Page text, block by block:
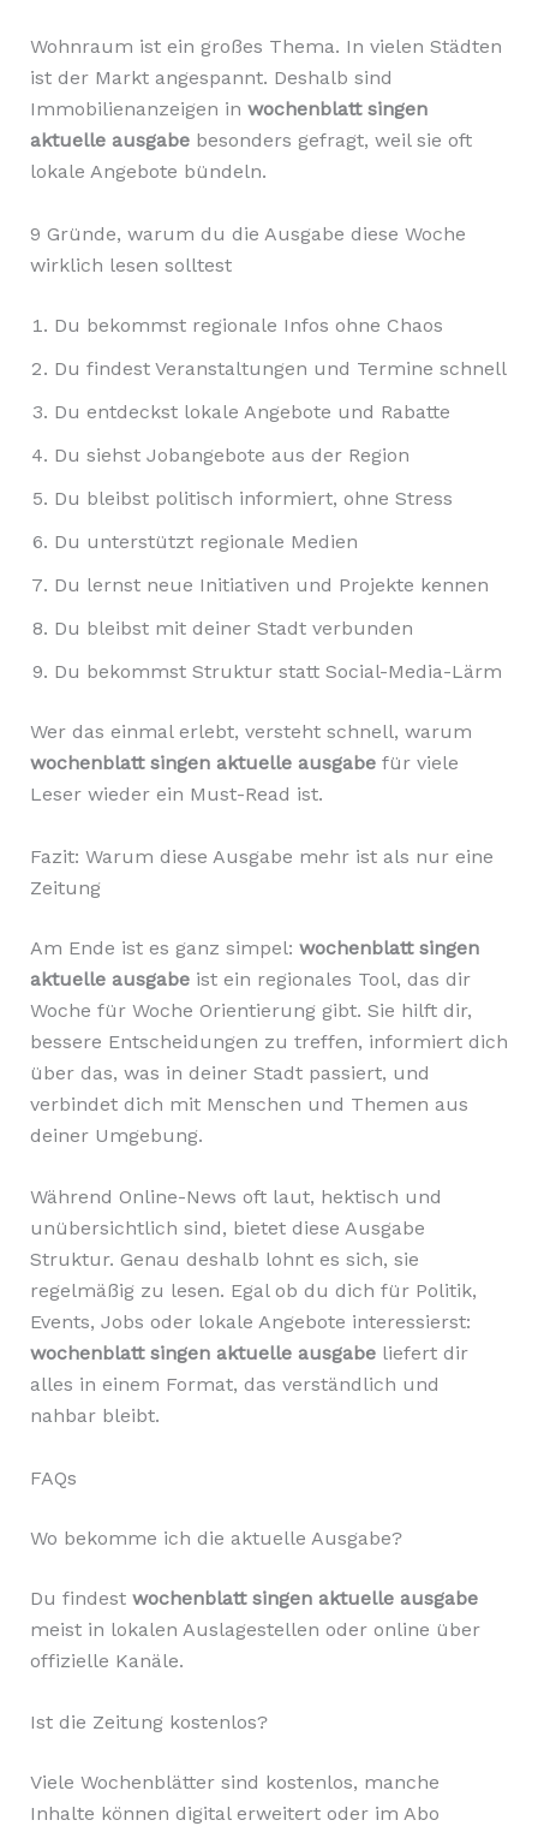
Wohnraum ist ein großes Thema. In vielen Städten
ist der Markt angespannt. Deshalb sind
Immobilienanzeigen in wochenblatt singen
aktuelle ausgabebesonders gefragt, weil sie oft
lokale Angebote bündeln.
9 Gründe, warum du die Ausgabe diese Woche
wirklich lesen solltest
Du bekommst regionale Infos ohne Chaos
Du findest Veranstaltungen und Termine schnell
Du entdeckst lokale Angebote und Rabatte
Du siehst Jobangebote aus der Region
Du bleibst politisch informiert, ohne Stress
Du unterstützt regionale Medien
Du lernst neue Initiativen und Projekte kennen
Du bleibst mit deiner Stadt verbunden
Du bekommst Struktur statt Social-Media-Lärm
Wer das einmal erlebt, versteht schnell, warum
wochenblatt singen aktuelle ausgabefür viele
Leser wieder ein Must-Read ist.
Fazit: Warum diese Ausgabe mehr ist als nur eine
Zeitung
Am Ende ist es ganz simpel: wochenblatt singen
aktuelle ausgabeist ein regionales Tool, das dir
Woche für Woche Orientierung gibt. Sie hilft dir,
bessere Entscheidungen zu treffen, informiert dich
über das, was in deiner Stadt passiert, und
verbindet dich mit Menschen und Themen aus
deiner Umgebung.
Während Online-News oft laut, hektisch und
unübersichtlich sind, bietet diese Ausgabe
Struktur. Genau deshalb lohnt es sich, sie
regelmäßig zu lesen. Egal ob du dich für Politik,
Events, Jobs oder lokale Angebote interessierst:
wochenblatt singen aktuelle ausgabeliefert dir
alles in einem Format, das verständlich und
nahbar bleibt.
FAQs
Wo bekomme ich die aktuelle Ausgabe?
Du findest wochenblatt singen aktuelle ausgabe
meist in lokalen Auslagestellen oder online über
offizielle Kanäle.
Ist die Zeitung kostenlos?
Viele Wochenblätter sind kostenlos, manche
Inhalte können digital erweitert oder im Abo